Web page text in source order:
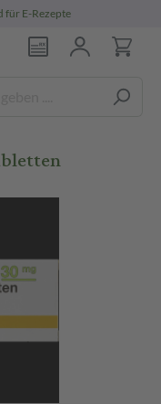
für E-Rezepte